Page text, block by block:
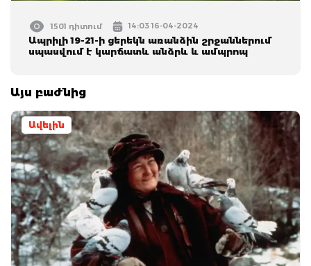
1501 դիտում 14:03 16-04-2024
Ապրիլի 19-21-ի ցերեկն առանձին շրջաններում
սպասվում է կարճատև անձրև և ամպրոպ
Այս բաժնից
Ավելին